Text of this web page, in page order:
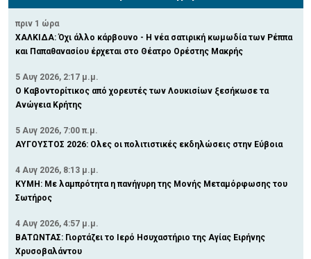
πριν 1 ώρα
ΧΑΛΚΙΔΑ: Όχι άλλο κάρβουνο - Η νέα σατιρική κωμωδία των Ρέππα
και Παπαθανασίου έρχεται στο Θέατρο Ορέστης Μακρής
5 Αυγ 2026, 2:17 μ.μ.
Ο Καβοντορίτικος από χορευτές των Λουκισίων ξεσήκωσε τα
Ανώγεια Κρήτης
5 Αυγ 2026, 7:00 π.μ.
ΑΥΓΟΥΣΤΟΣ 2026: Ολες οι πολιτιστικές εκδηλώσεις στην Εύβοια
4 Αυγ 2026, 8:13 μ.μ.
ΚΥΜΗ: Με λαμπρότητα η πανήγυρη της Μονής Μεταμόρφωσης του
Σωτήρος
4 Αυγ 2026, 4:57 μ.μ.
ΒΑΤΩΝΤΑΣ: Γιορτάζει το Ιερό Ησυχαστήριο της Αγίας Ειρήνης
Χρυσοβαλάντου